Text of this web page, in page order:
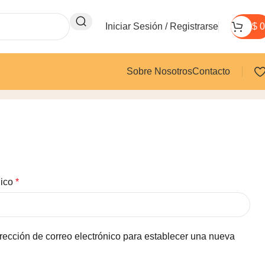
Iniciar Sesión / Registrarse $ 0
Sobre NosotrosContacto
*
de correo electrónico para establecer una nueva